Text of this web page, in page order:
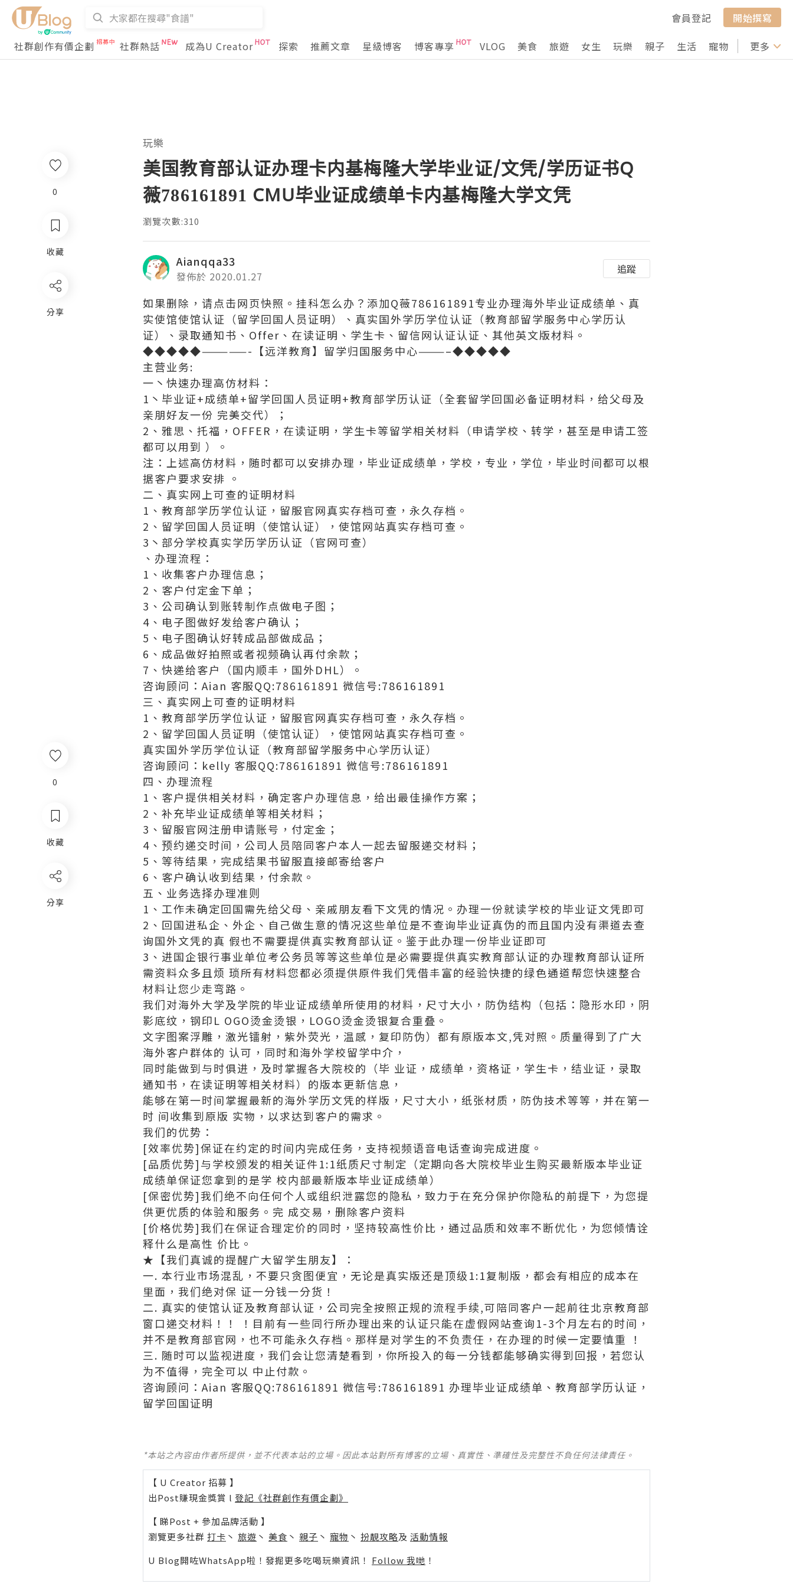
會員登記
開始撰寫
社群創作有價企劃
社群熱話 成為U Creator 探索 推薦文章 星級博客 博客專享 VLOG 美食 旅遊 女生 玩樂 親子 生活 寵物 行山 打卡
更多
0
收藏
分享
玩樂
美国教育部认证办理卡内基梅隆大学毕业证/文凭/学历证书Q
薇786161891 CMU毕业证成绩单卡内基梅隆大学文凭
瀏覽次數:310
Aianqqa33
發佈於 2020.01.27
追蹤
如果删除，请点击网页快照。挂科怎么办？添加Q薇786161891专业办理海外毕业证成绩单、真
实使馆使馆认证（留学回国人员证明）、真实国外学历学位认证（教育部留学服务中心学历认
证）、录取通知书、Offer、在读证明、学生卡、留信网认证认证、其他英文版材料。
◆◆◆◆◆—————-【远洋教育】留学归国服务中心———–◆◆◆◆◆
主营业务:
一丶快速办理高仿材料：
1丶毕业证+成绩单+留学回国人员证明+教育部学历认证（全套留学回国必备证明材料，给父母及
亲朋好友一份 完美交代）；
2、雅思、托福，OFFER，在读证明，学生卡等留学相关材料（申请学校、转学，甚至是申请工签
都可以用到 ）。
注：上述高仿材料，随时都可以安排办理，毕业证成绩单，学校，专业，学位，毕业时间都可以根
据客户要求安排 。
二、真实网上可查的证明材料
1、教育部学历学位认证，留服官网真实存档可查，永久存档。
2、留学回国人员证明（使馆认证），使馆网站真实存档可查。
3丶部分学校真实学历学历认证（官网可查）
、办理流程：
1、收集客户办理信息；
2、客户付定金下单；
3、公司确认到账转制作点做电子图；
4、电子图做好发给客户确认；
5、电子图确认好转成品部做成品；
6、成品做好拍照或者视频确认再付余款；
7、快递给客户（国内顺丰，国外DHL）。
咨询顾问：Aian 客服QQ:786161891 微信号:786161891
三、真实网上可查的证明材料
1、教育部学历学位认证，留服官网真实存档可查，永久存档。
2、留学回国人员证明（使馆认证），使馆网站真实存档可查。
真实国外学历学位认证（教育部留学服务中心学历认证）
咨询顾问：kelly 客服QQ:786161891 微信号:786161891
四、办理流程
1、客户提供相关材料，确定客户办理信息，给出最佳操作方案；
2、补充毕业证成绩单等相关材料；
3、留服官网注册申请账号，付定金；
4、预约递交时间，公司人员陪同客户本人一起去留服递交材料；
5、等待结果，完成结果书留服直接邮寄给客户
6、客户确认收到结果，付余款。
五、业务选择办理准则
1、工作未确定回国需先给父母、亲戚朋友看下文凭的情况。办理一份就读学校的毕业证文凭即可
2、回国进私企、外企、自己做生意的情况这些单位是不查询毕业证真伪的而且国内没有渠道去查
询国外文凭的真 假也不需要提供真实教育部认证。鉴于此办理一份毕业证即可
3、进国企银行事业单位考公务员等等这些单位是必需要提供真实教育部认证的办理教育部认证所
需资料众多且烦 琐所有材料您都必须提供原件我们凭借丰富的经验快捷的绿色通道帮您快速整合
材料让您少走弯路。
我们对海外大学及学院的毕业证成绩单所使用的材料，尺寸大小，防伪结构（包括：隐形水印，阴
影底纹，钢印L OGO烫金烫银，LOGO烫金烫银复合重叠。
文字图案浮雕，激光镭射，紫外荧光，温感，复印防伪）都有原版本文,凭对照。质量得到了广大
海外客户群体的 认可，同时和海外学校留学中介，
同时能做到与时俱进，及时掌握各大院校的（毕 业证，成绩单，资格证，学生卡，结业证，录取
通知书，在读证明等相关材料）的版本更新信息，
能够在第一时间掌握最新的海外学历文凭的样版，尺寸大小，纸张材质，防伪技术等等，并在第一
时 间收集到原版 实物，以求达到客户的需求。
我们的优势：
[效率优势]保证在约定的时间内完成任务，支持视频语音电话查询完成进度。
[品质优势]与学校颁发的相关证件1:1纸质尺寸制定（定期向各大院校毕业生购买最新版本毕业证
成绩单保证您拿到的是学 校内部最新版本毕业证成绩单）
[保密优势]我们绝不向任何个人或组织泄露您的隐私，致力于在充分保护你隐私的前提下，为您提
供更优质的体验和服务。完 成交易，删除客户资料
[价格优势]我们在保证合理定价的同时，坚持较高性价比，通过品质和效率不断优化，为您倾情诠
释什么是高性 价比。
★【我们真诚的提醒广大留学生朋友】：
一. 本行业市场混乱，不要只贪图便宜，无论是真实版还是顶级1:1复制版，都会有相应的成本在
里面，我们绝对保 证一分钱一分货！
二. 真实的使馆认证及教育部认证，公司完全按照正规的流程手续,可陪同客户一起前往北京教育部
窗口递交材料！！ ！目前有一些同行所办理出来的认证只能在虚假网站查询1-3个月左右的时间，
并不是教育部官网，也不可能永久存档。那样是对学生的不负责任，在办理的时候一定要慎重 ！
三. 随时可以监视进度，我们会让您清楚看到，你所投入的每一分钱都能够确实得到回报，若您认
为不值得，完全可以 中止付款。
咨询顾问：Aian 客服QQ:786161891 微信号:786161891 办理毕业证成绩单、教育部学历认证，
留学回国证明
*本站之內容由作者所提供，並不代表本站的立場。因此本站對所有博客的立場、真實性、準確性及完整性不負任何法律責任。
【 U Creator 招募 】
出Post賺現金獎賞 l 登記《社群創作有價企劃》
【 睇Post + 參加品牌活動 】
瀏覽更多社群 打卡 丶 旅遊 丶 美食 丶 親子 丶 寵物 丶 扮靚攻略及 活動情報
U Blog開咗WhatsApp啦！發掘更多吃喝玩樂資訊！ Follow 我哋 ！
0
收藏
分享